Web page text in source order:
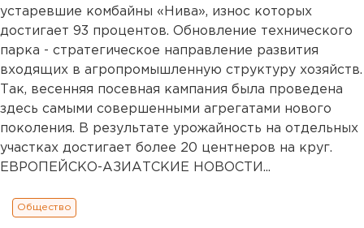
устаревшие комбайны «Нива», износ которых
достигает 93 процентов. Обновление технического
парка - стратегическое направление развития
входящих в агропромышленную структуру хозяйств.
Так, весенняя посевная кампания была проведена
здесь самыми совершенными агрегатами нового
поколения. В результате урожайность на отдельных
участках достигает более 20 центнеров на круг.
ЕВРОПЕЙСКО-АЗИАТСКИЕ НОВОСТИ...
Общество